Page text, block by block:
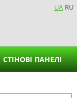
UA RU
СТІНОВІ ПАНЕЛІ